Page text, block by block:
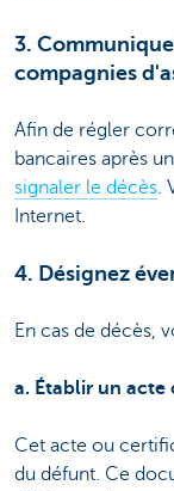
3.
compagnies
Afin de régler
bancaires après
signaler le décès.
Internet.
4. Désignez
En cas de décès,
a. Établir un acte
Cet acte ou
du défunt. Ce